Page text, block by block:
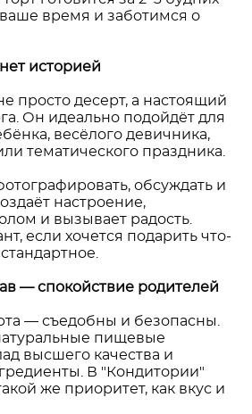
время и заботимся о
историей
просто десерт, а настоящий
Он идеально подойдёт для
весёлого девичника,
тематического праздника.
обсуждать и
настроение,
и вызывает радость.
если хочется подарить что-
— спокойствие родителей
— съедобны и безопасны.
пищевые
высшего качества и
В "Кондитории"
же приоритет, как вкус и